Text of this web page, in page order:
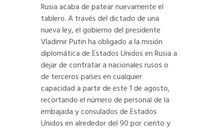
Rusia acaba de patear nuevamente el
tablero. A través del dictado de una
nueva ley, el gobierno del presidente
Vladimir Putin ha obligado a la misión
diplomática de Estados Unidos en Rusia a
dejar de contratar a nacionales rusos o
de terceros países en cualquier
capacidad a partir de este 1 de agosto,
recortando el número de personal de la
embajada y consulados de Estados
Unidos en alrededor del 90 por ciento y